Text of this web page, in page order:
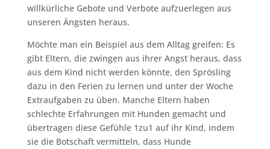
willkürliche Gebote und Verbote aufzuerlegen aus
unseren Ängsten heraus.
Möchte man ein Beispiel aus dem Alltag greifen: Es
gibt Eltern, die zwingen aus ihrer Angst heraus, dass
aus dem Kind nicht werden könnte, den Sprösling
dazu in den Ferien zu lernen und unter der Woche
Extraufgaben zu üben. Manche Eltern haben
schlechte Erfahrungen mit Hunden gemacht und
übertragen diese Gefühle 1zu1 auf ihr Kind, indem
sie die Botschaft vermitteln, dass Hunde